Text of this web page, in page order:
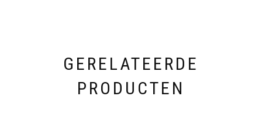
GERELATEERDE
PRODUCTEN